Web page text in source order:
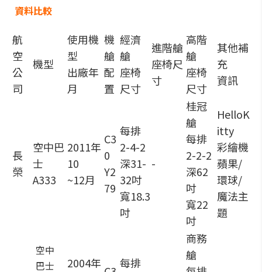
資料比較
航
空
公
司
機型
使用機
型
出廠年
月
機
艙
配
置
經濟
艙
座椅
尺寸
進階艙
座椅尺
寸
高階
艙
座椅
尺寸
其他補
充
資訊
長
榮
空中巴
士
A333
2011年
10
~12月
C3
0
Y2
79
每排
2-4-2
深31-
32吋
寬18.3
吋
-
桂冠
艙
每排
2-2-2
深62
吋
寬22
吋
HelloK
itty
彩繪機
蘋果/
環球/
魔法主
題
空中
巴士
2004年
每排
商務
艙